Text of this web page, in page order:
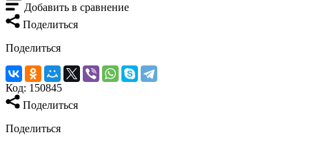
Добавить в сравнение
Поделиться
Поделиться
Код: 150845
Поделиться
Поделиться